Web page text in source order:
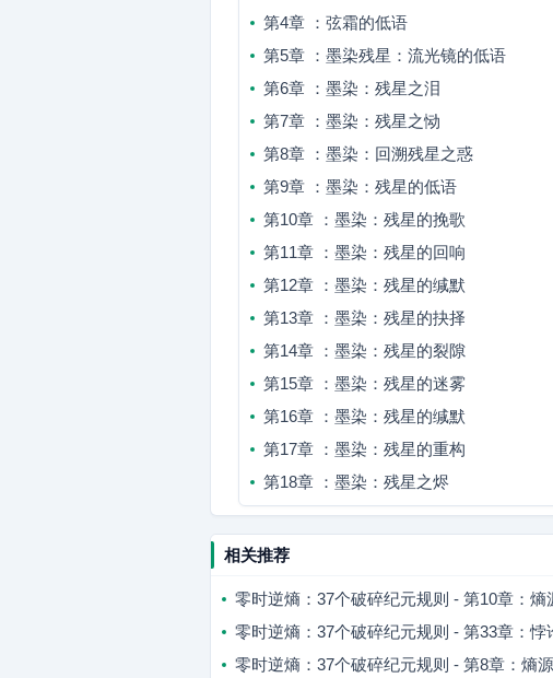
第4章 ：弦霜的低语
第5章 ：墨染残星：流光镜的低语
第6章 ：墨染：残星之泪
第7章 ：墨染：残星之恸
第8章 ：墨染：回溯残星之惑
第9章 ：墨染：残星的低语
第10章 ：墨染：残星的挽歌
第11章 ：墨染：残星的回响
第12章 ：墨染：残星的缄默
第13章 ：墨染：残星的抉择
第14章 ：墨染：残星的裂隙
第15章 ：墨染：残星的迷雾
第16章 ：墨染：残星的缄默
第17章 ：墨染：残星的重构
第18章 ：墨染：残星之烬
相关推荐
零时逆熵：37个破碎纪元规则 - 第10章：
零时逆熵：37个破碎纪元规则 - 第33章：悖
零时逆熵：37个破碎纪元规则 - 第8章：熵